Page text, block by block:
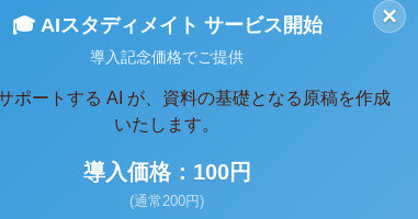
第１章「地誌学の視点と方法」を節ごとに...
（PE2050） _ 1単位目＋2単位目セット 合格レポ
、標題科目の合格レポートです。 これまで全て一発合格で、本
通信という孤独な環境下で勉学に励んでおられる皆様のお役
×
🎓 AIスタディメイト サービス開始
導入記念価格でご提供
ポートする AI が、資料の基礎となる原稿を作成
いたします。
導入価格：100円
(通常200円)